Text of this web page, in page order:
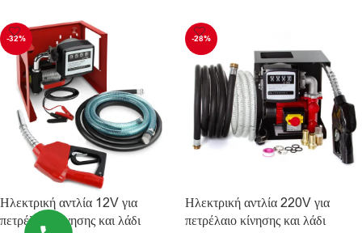
-32%
Ηλεκτρική αντλία 12V για
πετρέλαιο κίνησης και λάδι
-28%
Ηλεκτρική αντλία 220V για
πετρέλαιο κίνησης και λάδι